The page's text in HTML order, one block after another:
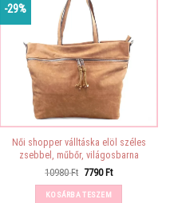
-29%
Női shopper válltáska elöl széles
zsebbel, műbőr, világosbarna
10980Ft Original
was:
10980 Ft.
7790 FtCurrent
KOSÁRBA TESZEM